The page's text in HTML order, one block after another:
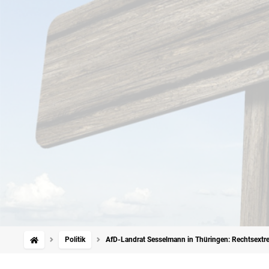
Politik AfD-Landrat Sesselmann in Thüringen: